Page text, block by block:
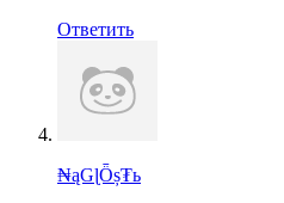
Ответить
₦ąGɭȪș₮ь